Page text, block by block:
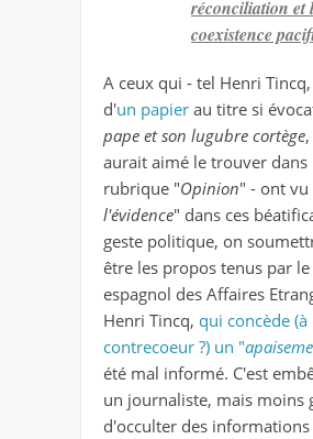
réconciliation et
coexistence
A ceux qui - tel Henri
d'un papier au titre si
pape et son lugubre cortège
aurait aimé le trouver dans
rubrique "Opinion" - ont vu
l'évidence" dans ces
geste politique, on
être les propos tenus par
espagnol des Affaires
Henri Tincq, qui concède (à
contrecoeur ?) un "
été mal informé. C'est
un journaliste, mais moins
d'occulter des informations